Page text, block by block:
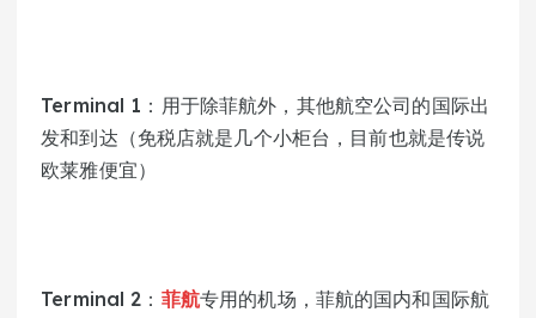
Terminal 1：用于除菲航外，其他航空公司的国际出
发和到达（免税店就是几个小柜台，目前也就是传说
欧莱雅便宜）
Terminal 2： 菲航专用的机场，菲航的国内和国际航